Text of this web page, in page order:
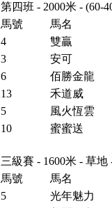
第四班 - 2000米 -
馬號
馬名
4
雙贏
3
安可
6
佰勝金龍
13
禾道威
5
風火恆雲
10 蜜蜜送
三級賽 - 1600米 - 草
馬號
馬名
5
光年魅力